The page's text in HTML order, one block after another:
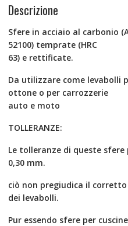
Descrizione
Sfere in acciaio al carbonio
52100) temprate (HRC
63) e rettificate.
Da utilizzare come levabolli
ottone o per carrozzerie
auto e moto
TOLLERANZE:
Le tolleranze di queste sfere
0,30 mm.
ciò non pregiudica il
dei levabolli.
Pur essendo sfere per